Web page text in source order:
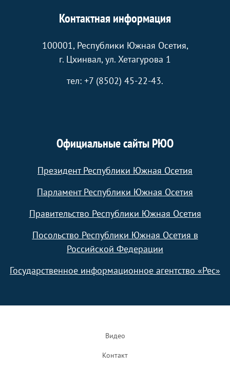
Контактная информация
100001, Республики Южная Осетия,
г. Цхинвал, ул. Хетагурова 1
тел: +7 (8502) 45-22-43.
Официальные сайты РЮО
Президент Республики Южная Осетия
Парламент Республики Южная Осетия
Правительство Республики Южная Осетия
Посольство Республики Южная Осетия в
Российской Федерации
Государственное информационное агентство «Рес»
Видео
Контакт